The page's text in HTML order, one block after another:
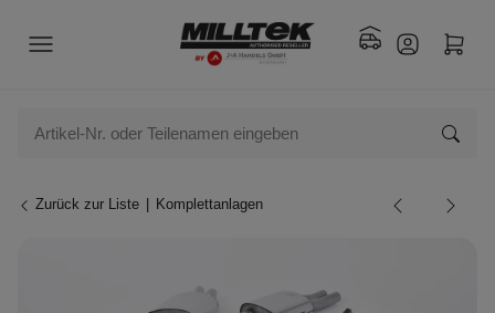
Zurück zur Liste Komplettanlagen